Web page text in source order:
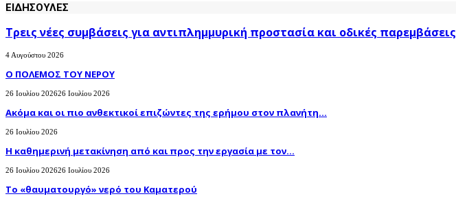
ΕΙΔΗΣΟΥΛΕΣ
Τρεις νέες συμβάσεις για αντιπλημμυρική προστασία και οδικές
4 Αυγούστου 2026
Ο ΠΟΛΕΜΟΣ ΤΟΥ ΝΕΡΟΥ
26 Ιουλίου 202626 Ιουλίου 2026
Ακόμα και οι πιο ανθεκτικοί επιζώντες της ερήμου στον πλανήτη...
26 Ιουλίου 2026
H καθημερινή μετακίνηση από και προς την εργασία με τον...
26 Ιουλίου 202626 Ιουλίου 2026
Το «θαυματουργό» νερό του Καματερού